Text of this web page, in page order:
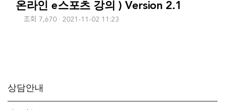
온라인 e스포츠 강의 ) Version 2.1
조회 7,670 2021-11-02 11:23
추가
정보
상담안내